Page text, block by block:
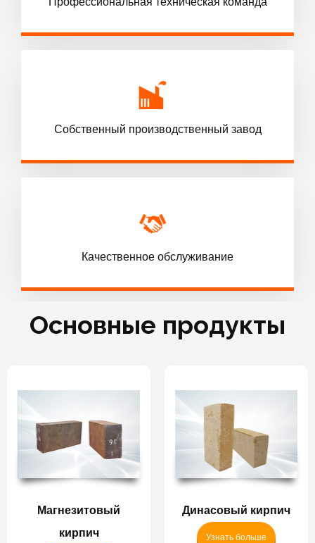
Собственный производственный завод
Качественное обслуживание
Основные продукты
Магнезитовый
кирпич
Динасовый кирпич
Узнать больше